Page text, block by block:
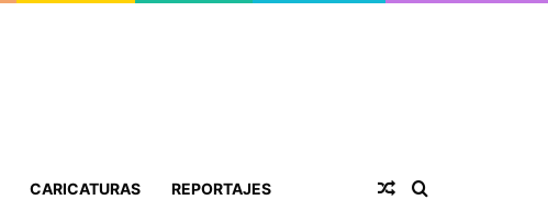
CARICATURAS REPORTAJES Publicación al